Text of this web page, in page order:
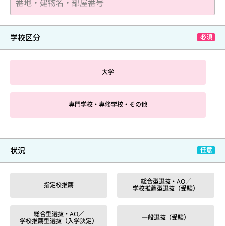
学校区分
大学
専門学校・専修学校・その他
状況
指定校推薦
総合型選抜・AO／
学校推薦型選抜（受験）
総合型選抜・AO／
学校推薦型選抜（入学決定）
一般選抜（受験）